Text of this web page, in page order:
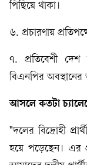
পিছিয়ে থাকা।
৬. প্রচারণায়
৭. প্রতিবেশী দেশ
বিএনপির অবস্থানের
আসলে কতটা
"দলের বিদ্রোহী
হয়ে পড়েছেন। এর